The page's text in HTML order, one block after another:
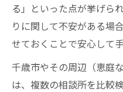
る」といった点が挙げら
りに関して不安がある場
せておくことで安心して
千歳市やその周辺（恵庭
は、複数の相談所を比較